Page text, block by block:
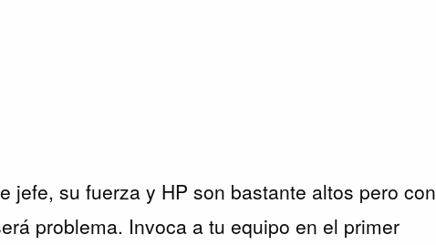
jefe, su fuerza y HP son bastante altos pero con
problema. Invoca a tu equipo en el primer